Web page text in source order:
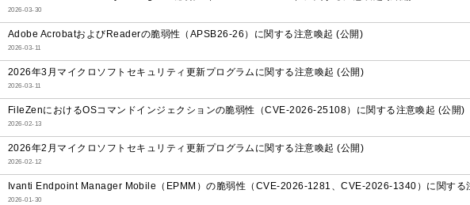
2026-03-30
Adobe AcrobatおよびReaderの脆弱性（APSB26-26）に関する注意喚起 (公開)
2026-03-11
2026年3月マイクロソフトセキュリティ更新プログラムに関する注意喚起 (公開)
2026-03-11
FileZenにおけるOSコマンドインジェクションの脆弱性（CVE-2026-25108）に関する注意喚起 (公開)
2026-02-13
2026年2月マイクロソフトセキュリティ更新プログラムに関する注意喚起 (公開)
2026-02-12
Ivanti Endpoint Manager Mobile（EPMM）の脆弱性（CVE-2026-1281、CVE-2026-1340）に関する
2026-01-30